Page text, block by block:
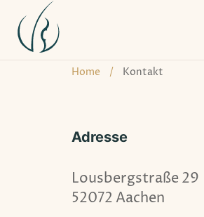
Home / Kontakt
Adresse
Lousbergstraße 29
52072 Aachen